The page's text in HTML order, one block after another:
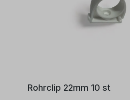
Rohrclip 22mm 10 st